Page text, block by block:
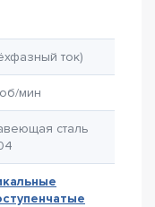
ток)
мин
сталь